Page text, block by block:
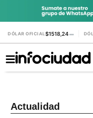
DÓLAR OFICIAL$1518,24 ▬
Actualidad